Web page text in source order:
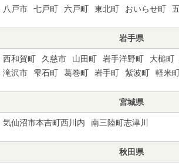
八戸市 七戸町 六戸町 東北町 おいらせ町
岩手県
西和賀町 久慈市 山田町 岩手洋野町 大槌町
滝沢市
雫石町 葛巻町 岩手町 紫波町 軽米
宮城県
気仙沼市本吉町西川内 南三陸町志津川
秋田県